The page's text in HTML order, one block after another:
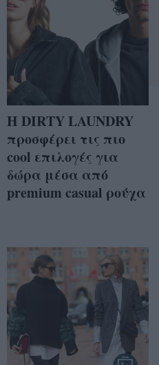
Η DIRTY LAUNDRY
προσφέρει τις πιο
cool επιλογές για
δώρα μέσα από
premium casual ρούχα